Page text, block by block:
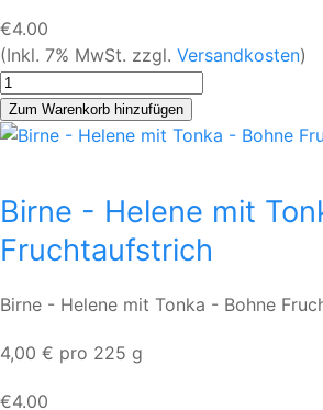
€4.00
(Inkl. 7% MwSt. zzgl. Versandkosten)
Birne - Helene mit
Fruchtaufstrich
Birne - Helene mit Tonka - Bohne
4,00 € pro 225 g
€4.00